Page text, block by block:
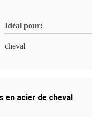
Idéal pour:
cheval
en acier de cheval